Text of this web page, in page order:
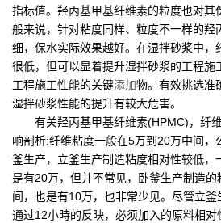
指标值。羟丙基甲基纤维素的粒度也对其
般来说，针对粘度同样、粒度不一样的羟
细，保水实际效果越好。在湿拌砂浆中，
很低，但可以显着提升湿拌砂浆的工程施
工程施工性能的关键添加物。有效挑选准
湿拌砂浆性能的提升有较大危害。
有关羟丙基甲基纤维素(HPMC)，纤
响剖析:纤维粘度一般在5万到20万中间，
釜生产，立釜生产制造粘度相对性较低，
是有20万，但并不常见，卧釜生产制造
间，也是有10万，也非常少见。尽管立
通过12小時的反映，必须加入的原料相对